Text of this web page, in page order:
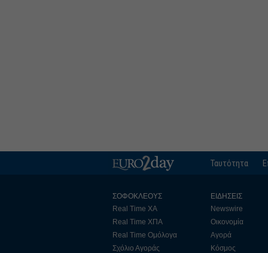
Ταυτότητα
ΣΟΦΟΚΛΕΟΥΣ
Real Time ΧΑ
Real Time ΧΠΑ
Real Time Ομόλογα
Σχόλιο Αγοράς
ΕΙΔΗΣΕΙΣ
Newswire
Οικονομία
Αγορά
Κόσμος